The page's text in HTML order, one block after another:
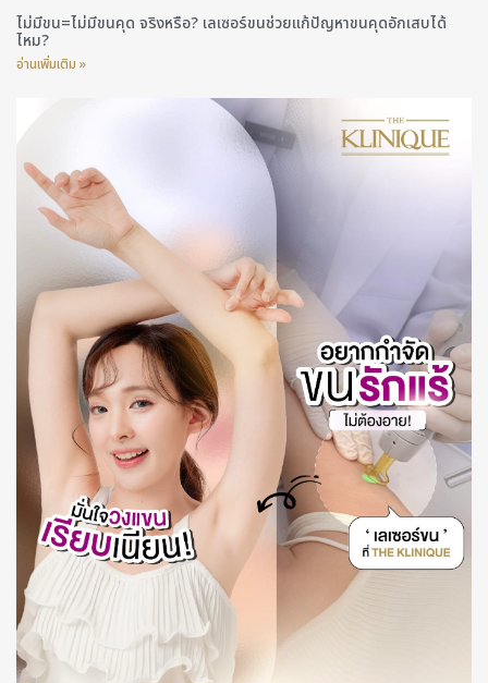
ไม่มีขน=ไม่มีขนคุด จริงหรือ? เลเซอร์ขนช่วยแก้ปัญหาขนคุดอักเสบได้
ไหม?
อ่านเพิ่มเติม »